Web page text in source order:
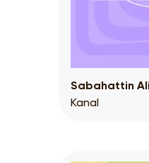
Sabahattin Ali
Kanal